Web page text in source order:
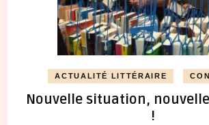
ACTUALITÉ LITTÉRAIRE
Nouvelle situation,
!